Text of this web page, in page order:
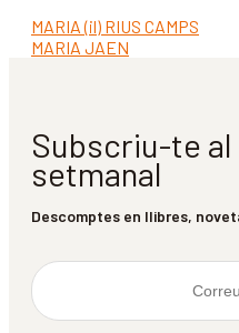
Navegació
d'entrades
Entrada
anterior:
MARIA (il) RIUS CAMPS
Pròxima
MARIA JAEN
Subscriu-te
setmanal
Descomptes en llibres,